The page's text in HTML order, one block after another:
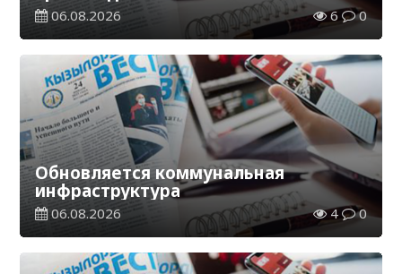
06.08.2026 6 0
Обновляется коммунальная
инфраструктура
06.08.2026 4 0